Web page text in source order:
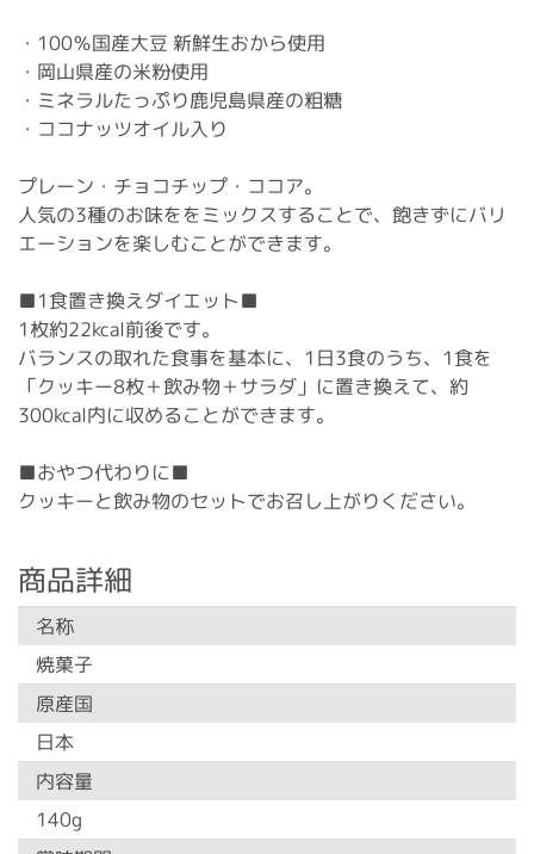
・100％国産大豆 新鮮生おから使用
・岡山県産の米粉使用
・ミネラルたっぷり鹿児島県産の粗糖
・ココナッツオイル入り
プレーン・チョコチップ・ココア。
人気の3種のお味ををミックスすることで、飽きずにバリ
エーションを楽しむことができます。
■1食置き換えダイエット■
1枚約22kcal前後です。
バランスの取れた食事を基本に、1日3食のうち、1食を
「クッキー8枚＋飲み物＋サラダ」に置き換えて、約
300kcal内に収めることができます。
■おやつ代わりに■
クッキーと飲み物のセットでお召し上がりください。
商品詳細
名称
焼菓子
原産国
日本
内容量
140g